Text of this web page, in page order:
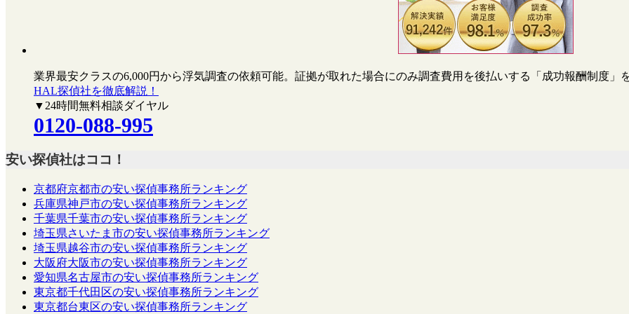
業界最安クラスの6,000円から浮気調査の依頼可能。証拠が取れた場合にのみ調査費用を後払いする「成功報酬制度」
HAL探偵社を徹底解説！
▼24時間無料相談ダイヤル
0120-088-995
安い探偵社はココ！
京都府京都市の安い探偵事務所ランキング
兵庫県神戸市の安い探偵事務所ランキング
千葉県千葉市の安い探偵事務所ランキング
埼玉県さいたま市の安い探偵事務所ランキング
埼玉県越谷市の安い探偵事務所ランキング
大阪府大阪市の安い探偵事務所ランキング
愛知県名古屋市の安い探偵事務所ランキング
東京都千代田区の安い探偵事務所ランキング
東京都台東区の安い探偵事務所ランキング